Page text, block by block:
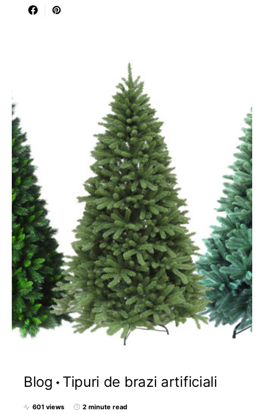
Blog Tipuri de brazi artificiali
601 views 2 minute read